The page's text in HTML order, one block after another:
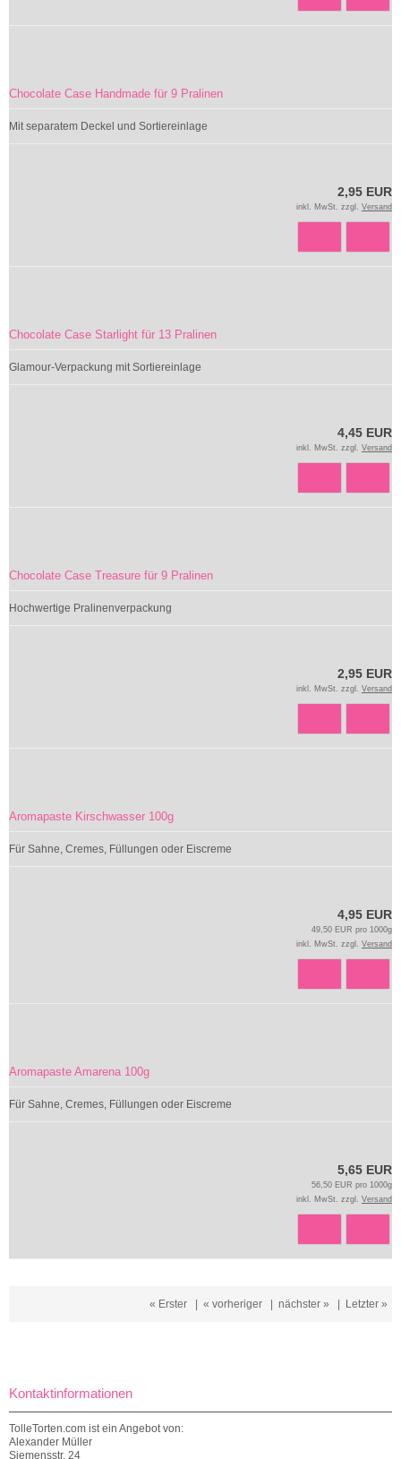
Chocolate Case Handmade für 9 Pralinen
Mit separatem Deckel und Sortiereinlage
2,95 EUR
inkl. MwSt. zzgl. Versand
Chocolate Case Starlight für 13 Pralinen
Glamour-Verpackung mit Sortiereinlage
4,45 EUR
inkl. MwSt. zzgl. Versand
Chocolate Case Treasure für 9 Pralinen
Hochwertige Pralinenverpackung
2,95 EUR
inkl. MwSt. zzgl. Versand
Aromapaste Kirschwasser 100g
Für Sahne, Cremes, Füllungen oder Eiscreme
4,95 EUR
49,50 EUR pro 1000g
inkl. MwSt. zzgl. Versand
Aromapaste Amarena 100g
Für Sahne, Cremes, Füllungen oder Eiscreme
5,65 EUR
56,50 EUR pro 1000g
inkl. MwSt. zzgl. Versand
« Erster | « vorheriger | nächster » | Letzter »
Kontaktinformationen
TolleTorten.com ist ein Angebot von:
Alexander Müller
Siemensstr. 24